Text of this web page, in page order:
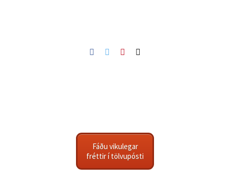
Facebook
TwitterPinterest
Fáðu vikulegar
fréttir í tölvupósti